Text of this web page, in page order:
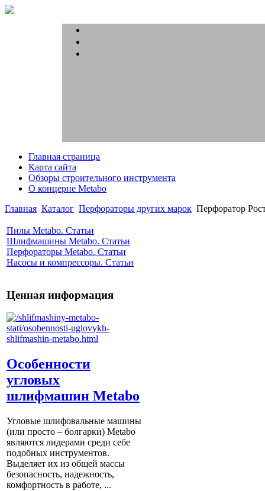
Главная страница
Карта сайта
Обзоры строительного инструмента
О концерне Metabo
Главная Каталог Перфораторы других марок Перфоратор
Пилы Metabo. Статьи
Шлифмашины Metabo. Статьи
Перфораторы Metabo. Статьи
Насосы и компрессоры. Статьи
Ценная информация
Особенности
угловых
шлифмашин Metabo
Угловые шлифовальные машины
(или просто – болгарки) Мetabo
являются лидерами среди себе
подобных инструментов.
Выделяет их из общей массы
безопасность, надежность,
комфортность в работе, ...